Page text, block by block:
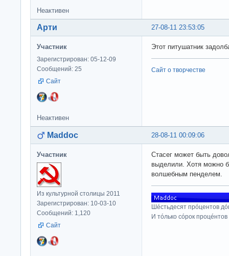
Неактивен
27-08-11 23:53:05
Арти
Участник
Зарегистрирован: 05-12-09
Сообщений: 25
Сайт
Этот питушатник
Сайт о творчестве
Неактивен
28-08-11 00:09:06
Maddoc
Участник
Из культурной столицы 2011
Зарегистрирован: 10-03-10
Сообщений: 1,120
Сайт
Стасег может быть
выделили. Хотя можно
волшебным пенделем.
Шéстьдесят прóцентов
И тóлько сóрок